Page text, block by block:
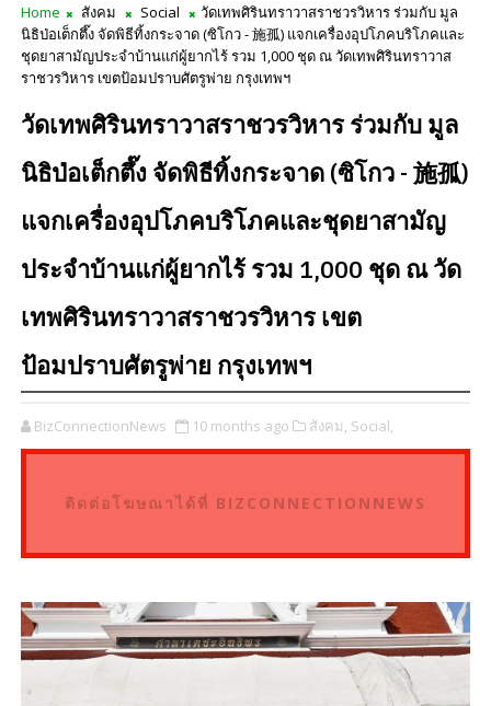
Home สังคม Social
วัดเทพศิรินทราวาสราชวรวิหาร ร่วมกับ มูล
นิธิป่อเต็กตึ๊ง จัดพิธีทิ้งกระจาด (ซิโกว - 施孤) แจกเครื่องอุปโภคบริโภคและ
ชุดยาสามัญประจำบ้านแก่ผู้ยากไร้ รวม 1,000 ชุด ณ วัดเทพศิรินทราวาส
ราชวรวิหาร เขตป้อมปราบศัตรูพ่าย กรุงเทพฯ
วัดเทพศิรินทราวาสราชวรวิหาร ร่วมกับ มูล
นิธิป่อเต็กตึ๊ง จัดพิธีทิ้งกระจาด (ซิโกว - 施孤)
แจกเครื่องอุปโภคบริโภคและชุดยาสามัญ
ประจำบ้านแก่ผู้ยากไร้ รวม 1,000 ชุด ณ วัด
เทพศิรินทราวาสราชวรวิหาร เขต
ป้อมปราบศัตรูพ่าย กรุงเทพฯ
BizConnectionNews 10 months ago สังคม, Social,
ติดต่อโฆษณาได้ที่ BIZCONNECTIONNEWS